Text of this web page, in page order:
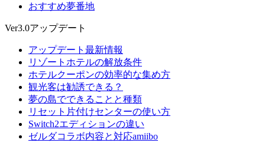
おすすめ夢番地
Ver3.0アップデート
アップデート最新情報
リゾートホテルの解放条件
ホテルクーポンの効率的な集め方
観光客は勧誘できる？
夢の島でできることと種類
リセット片付けセンターの使い方
Switch2エディションの違い
ゼルダコラボ内容と対応amiibo